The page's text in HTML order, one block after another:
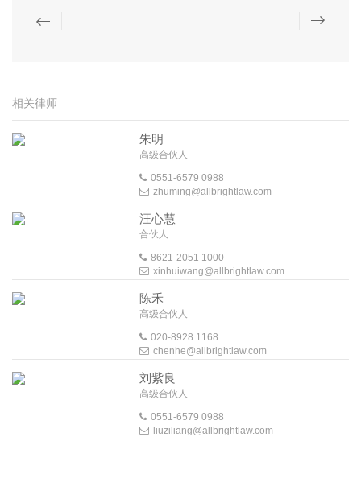
相关律师
朱明
高级合伙人
0551-6579 0988
zhuming@allbrightlaw.com
汪心慧
合伙人
8621-2051 1000
xinhuiwang@allbrightlaw.com
陈禾
高级合伙人
020-8928 1168
chenhe@allbrightlaw.com
刘紫良
高级合伙人
0551-6579 0988
liuziliang@allbrightlaw.com